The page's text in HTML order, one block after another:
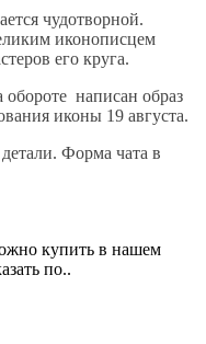
чудотворной.
иконописцем
его круга.
написан образ
иконы 19 августа.
Форма чата в
купить в нашем
по..